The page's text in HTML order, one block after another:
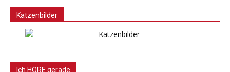
Katzenbilder
Ich HÖRE gerade